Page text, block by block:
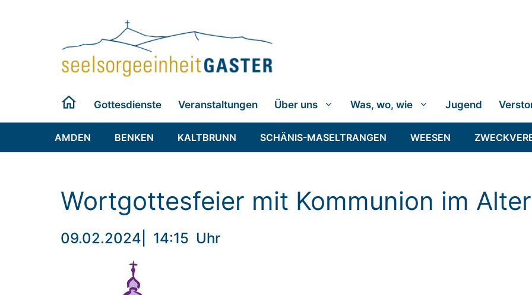
Gottesdienste Veranstaltungen Über uns Was, wo, wie Jugend
AMDEN BENKEN KALTBRUNN SCHÄNIS-MASELTRANGEN WEESEN
Wortgottesfeier mit Kommunion im
09.02.2024 14:15 Uhr